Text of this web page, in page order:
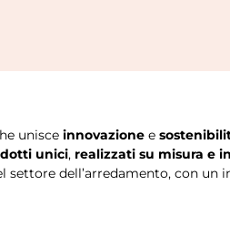
unisce innovazione e
unici, realizzati su misura e
dell’arredamento, con un